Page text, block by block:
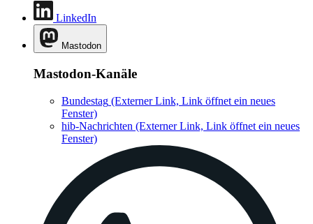
LinkedIn
Mastodon
Mastodon-Kanäle
Bundestag (Externer Link, Link öffnet ein neues
Fenster)
hib-Nachrichten (Externer Link, Link öffnet ein neues
Fenster)